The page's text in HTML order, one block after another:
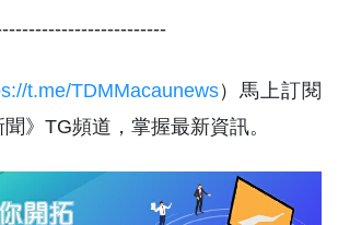
t.me/TDMMacaunews）馬上訂閱
聞》TG頻道，掌握最新資訊。